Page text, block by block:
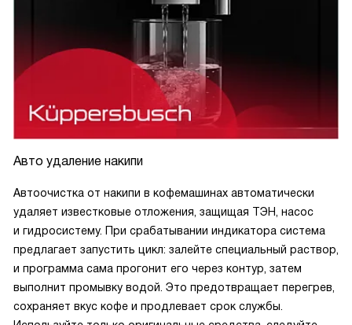
Авто удаление накипи
Автоочистка от накипи в кофемашинах автоматически
удаляет известковые отложения, защищая ТЭН, насос
и гидросистему. При срабатывании индикатора система
предлагает запустить цикл: залейте специальный раствор,
и программа сама прогонит его через контур, затем
выполнит промывку водой. Это предотвращает перегрев,
сохраняет вкус кофе и продлевает срок службы.